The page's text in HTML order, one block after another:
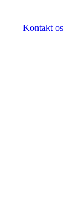
Kontakt os